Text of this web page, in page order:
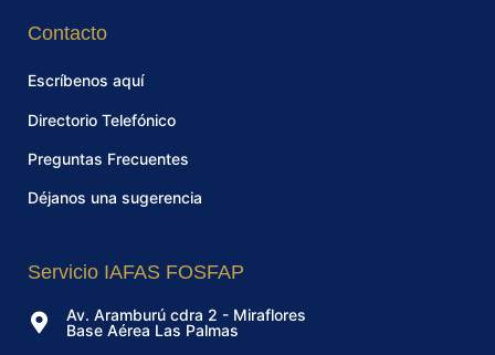
Contacto
Escríbenos aquí
Directorio Telefónico
Preguntas Frecuentes
Déjanos una sugerencia
Servicio IAFAS FOSFAP
Av. Aramburú cdra 2 - Miraflores
Base Aérea Las Palmas